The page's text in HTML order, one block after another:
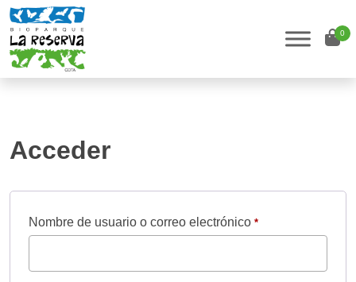
0
Acceder
Nombre de usuario o correo electrónico *